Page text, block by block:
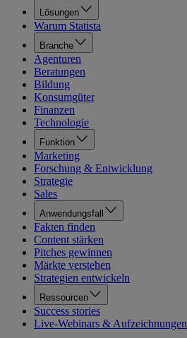
Lösungen
Warum Statista
Branche
Agenturen
Beratungen
Bildung
Konsumgüter
Finanzen
Technologie
Funktion
Marketing
Forschung & Entwicklung
Strategie
Sales
Anwendungsfall
Fakten finden
Content stärken
Pitches gewinnen
Märkte verstehen
Strategien entwickeln
Ressourcen
Success stories
Live-Webinars & Aufzeichnungen